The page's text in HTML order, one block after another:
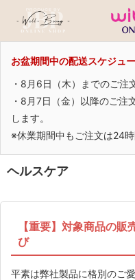
お盆期間中の配送スケジュ
・8月6日（木）までのご注
・8月7日（金）以降のご注
します。
※休業期間中もご注文は24時
ヘルスケア
【重要】対象商品の
び
平素は弊社製品に格別のご